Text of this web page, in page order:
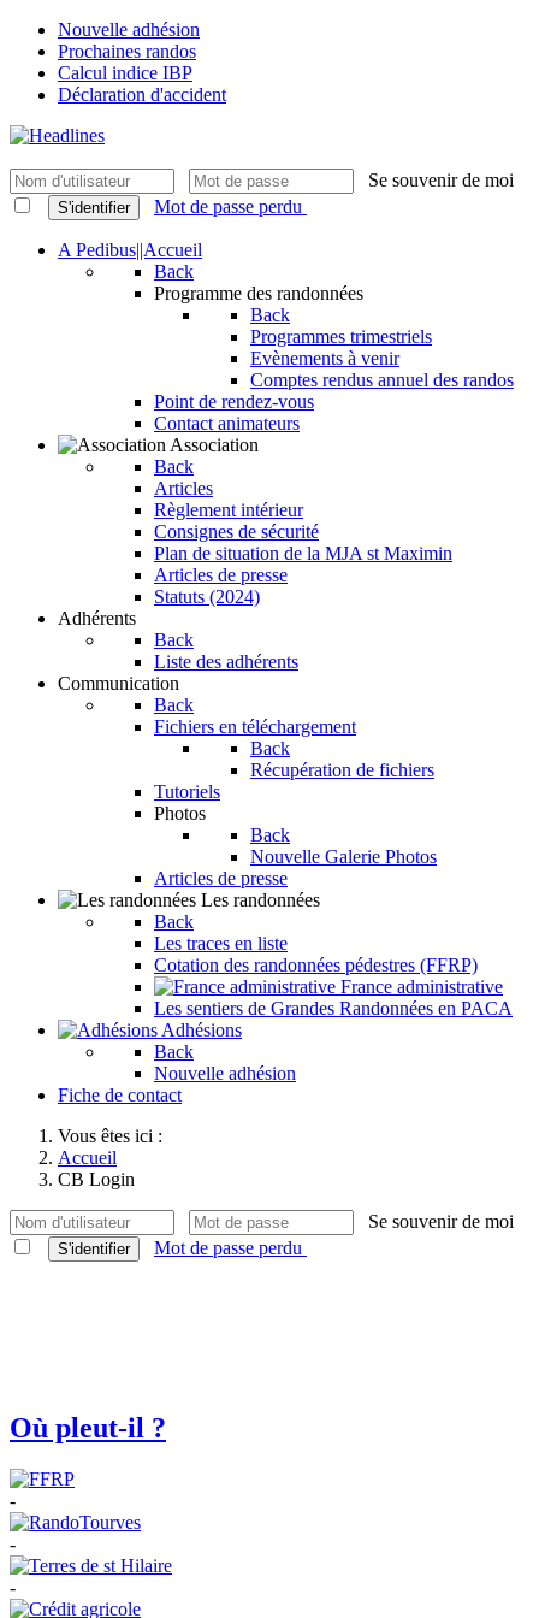
Nouvelle adhésion
Prochaines randos
Calcul indice IBP
Déclaration d'accident
Se souvenir de moi
S'identifier Mot de passe perdu
A Pedibus||Accueil
Back
Programme des randonnées
Back
Programmes trimestriels
Evènements à venir
Comptes rendus annuel des randos
Point de rendez-vous
Contact animateurs
Association
Back
Articles
Règlement intérieur
Consignes de sécurité
Plan de situation de la MJA st Maximin
Articles de presse
Statuts (2024)
Adhérents
Back
Liste des adhérents
Communication
Back
Fichiers en téléchargement
Back
Récupération de fichiers
Tutoriels
Photos
Back
Nouvelle Galerie Photos
Articles de presse
Les randonnées
Back
Les traces en liste
Cotation des randonnées pédestres (FFRP)
France administrative
Les sentiers de Grandes Randonnées en PACA
Adhésions
Back
Nouvelle adhésion
Fiche de contact
Vous êtes ici :
Accueil
CB Login
Se souvenir de moi
S'identifier Mot de passe perdu
Où pleut-il ?
-
-
-